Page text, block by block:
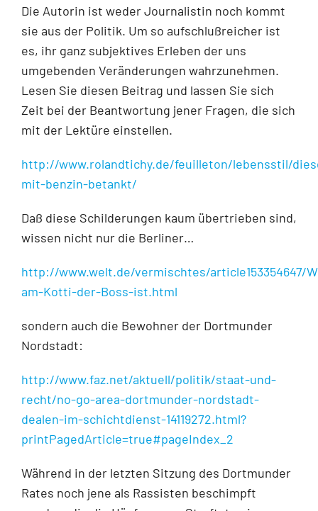
Die Autorin ist weder Journalistin noch kommt
sie aus der Politik. Um so aufschlußreicher ist
es, ihr ganz subjektives Erleben der uns
umgebenden Veränderungen wahrzunehmen.
Lesen Sie diesen Beitrag und lassen Sie sich
Zeit bei der Beantwortung jener Fragen, die sich
mit der Lektüre einstellen.
http://www.rolandtichy.de/feuilleton/lebensstil/
mit-benzin-betankt/
Daß diese Schilderungen kaum übertrieben sind,
wissen nicht nur die Berliner…
http://www.welt.de/vermischtes/article153354647/
am-Kotti-der-Boss-ist.html
sondern auch die Bewohner der Dortmunder
Nordstadt:
http://www.faz.net/aktuell/politik/staat-und-
recht/no-go-area-dortmunder-nordstadt-
dealen-im-schichtdienst-14119272.html?
printPagedArticle=true#pageIndex_2
Während in der letzten Sitzung des Dortmunder
Rates noch jene als Rassisten beschimpft